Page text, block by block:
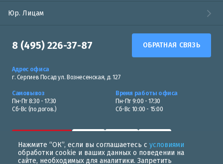
Нажмите “ОК”, если вы соглашаетесь с условиями
обработки cookie и ваших данных о поведении на
сайте, необходимых для аналитики. Запретить
Юр. Лицам
8 (495) 226-37-87 ОБРАТНАЯ СВЯЗЬ
Адрес офиса
г. Сергиев Посад ул. Вознесенская, д. 127
Самовывоз
Пн-Пт 8:30 - 17:30
Сб-Вс (по догов.)
Время работы офиса
Пн-Пт 9:00 - 17:30
Сб-Вс 10:00 - 15:00